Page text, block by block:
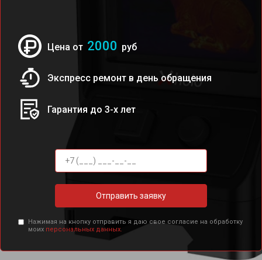
Цена от 2000 руб
Экспресс ремонт в день обращения
Гарантия до 3-х лет
Отправить заявку
Нажимая на кнопку отправить я даю свое согласие на обработку
моих персональных данных.